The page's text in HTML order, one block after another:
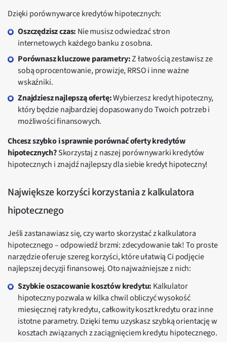
Dzięki porównywarce kredytów hipotecznych:
Oszczędzisz czas: Nie musisz odwiedzać stron
internetowych każdego banku z osobna.
Porównasz kluczowe parametry:Z łatwością zestawisz ze
sobą oprocentowanie, prowizje, RRSO i inne ważne
wskaźniki.
Znajdziesz najlepszą ofertę:Wybierzesz kredyt hipoteczny,
który będzie najbardziej dopasowany do Twoich potrzeb i
możliwości finansowych.
Chcesz szybko i sprawnie porównać oferty kredytów
hipotecznych?Skorzystaj z naszej porównywarki kredytów
hipotecznych i znajdź najlepszy dla siebie kredyt hipoteczny!
Największe korzyści korzystania z kalkulatora
hipotecznego
Jeśli zastanawiasz się, czy warto skorzystać z kalkulatora
hipotecznego – odpowiedź brzmi: zdecydowanie tak! To proste
narzędzie oferuje szereg korzyści, które ułatwią Ci podjęcie
najlepszej decyzji finansowej. Oto najważniejsze z nich:
Szybkie oszacowanie kosztów kredytu: Kalkulator
hipoteczny pozwala w kilka chwil obliczyć wysokość
miesięcznej raty kredytu, całkowity koszt kredytu oraz inne
istotne parametry. Dzięki temu uzyskasz szybką orientację w
kosztach związanych z zaciągnięciem kredytu hipotecznego.